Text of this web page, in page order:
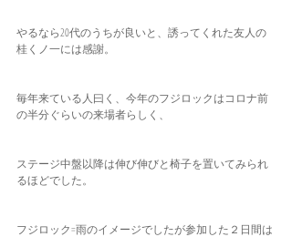
やるなら20代のうちが良いと、誘ってくれた友人の
桂くノ一には感謝。
毎年来ている人曰く、今年のフジロックはコロナ前
の半分ぐらいの来場者らしく、
ステージ中盤以降は伸び伸びと椅子を置いてみられ
るほどでした。
フジロック=雨のイメージでしたが参加した２日間は